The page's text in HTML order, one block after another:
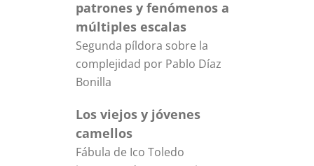
patrones y fenómenos a
múltiples escalas
Segunda píldora sobre la
complejidad por Pablo Díaz
Bonilla
Los viejos y jóvenes
camellos
Fábula de Ico Toledo